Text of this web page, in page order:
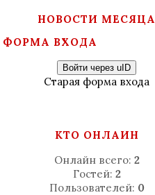
НОВОСТИ МЕСЯЦА
ФОРМА ВХОДА
Войти через uID
Старая форма входа
КТО ОНЛАЙН
Онлайн всего: 2
Гостей: 2
Пользователей: 0